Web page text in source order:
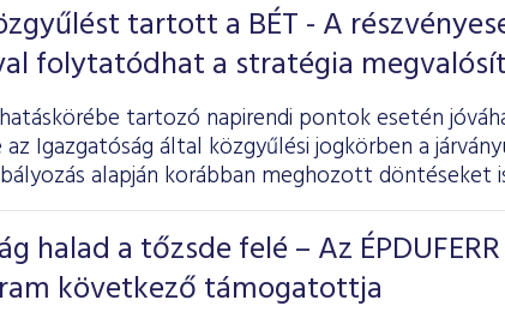
tartott a BÉT - A
folytatódhat a stratégia
tartozó napirendi pontok esetén
Igazgatóság által közgyűlési jogkörben a
alapján korábban meghozott döntéseket
halad a tőzsde felé – Az
következő támogatottja